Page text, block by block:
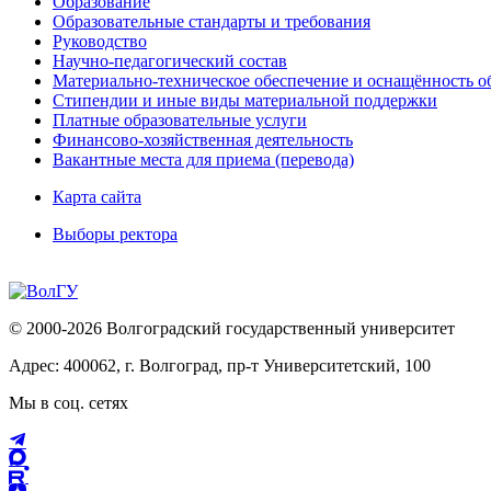
Образовательные стандарты и требования
Руководство
Научно-педагогический состав
Материально-техническое обеспечение и оснащённость
Стипендии и иные виды материальной поддержки
Платные образовательные услуги
Финансово-хозяйственная деятельность
Вакантные места для приема (перевода)
Карта сайта
Выборы ректора
© 2000-2026 Волгоградский государственный университет
Адрес: 400062, г. Волгоград, пр-т Университетский, 100
Мы в соц. сетях